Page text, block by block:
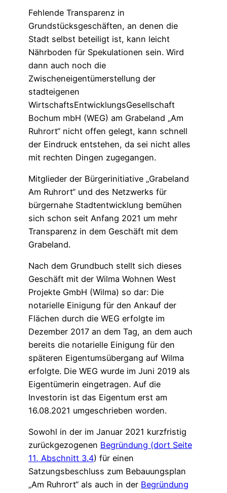
Fehlende Transparenz in
Grundstücksgeschäften, an denen die
Stadt selbst beteiligt ist, kann leicht
Nährboden für Spekulationen sein. Wird
dann auch noch die
Zwischeneigentümerstellung der
stadteigenen
WirtschaftsEntwicklungsGesellschaft
Bochum mbH (WEG) am Grabeland „Am
Ruhrort“ nicht offen gelegt, kann schnell
der Eindruck entstehen, da sei nicht alles
mit rechten Dingen zugegangen.
Mitglieder der Bürgerinitiative „Grabeland
Am Ruhrort“ und des Netzwerks für
bürgernahe Stadtentwicklung bemühen
sich schon seit Anfang 2021 um mehr
Transparenz in dem Geschäft mit dem
Grabeland.
Nach dem Grundbuch stellt sich dieses
Geschäft mit der Wilma Wohnen West
Projekte GmbH (Wilma) so dar: Die
notarielle Einigung für den Ankauf der
Flächen durch die WEG erfolgte im
Dezember 2017 an dem Tag, an dem auch
bereits die notarielle Einigung für den
späteren Eigentumsübergang auf Wilma
erfolgte. Die WEG wurde im Juni 2019 als
Eigentümerin eingetragen. Auf die
Investorin ist das Eigentum erst am
16.08.2021 umgeschrieben worden.
Sowohl in der im Januar 2021 kurzfristig
zurückgezogenen Begründung (dort Seite
11, Abschnitt 3.4) für einen
Satzungsbeschluss zum Bebauungsplan
„Am Ruhrort“ als auch in der Begründung